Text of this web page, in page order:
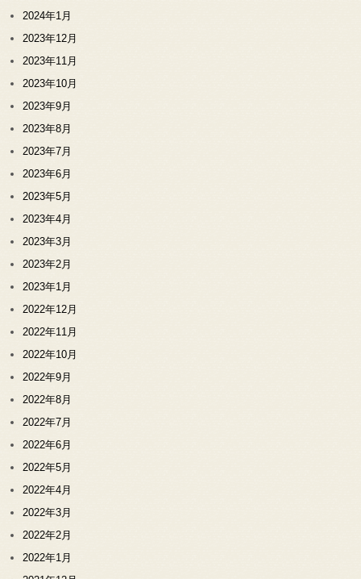
2024年1月
2023年12月
2023年11月
2023年10月
2023年9月
2023年8月
2023年7月
2023年6月
2023年5月
2023年4月
2023年3月
2023年2月
2023年1月
2022年12月
2022年11月
2022年10月
2022年9月
2022年8月
2022年7月
2022年6月
2022年5月
2022年4月
2022年3月
2022年2月
2022年1月